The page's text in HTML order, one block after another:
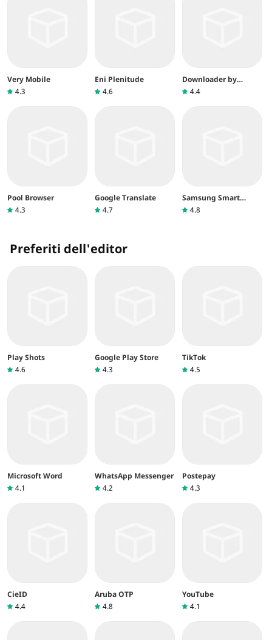
Very Mobile
4.3
Eni Plenitude
4.6
Downloader by
AFTVnews
4.4
Pool Browser
4.3
Google Translate
4.7
Samsung Smart
Switch Mobile
4.8
Preferiti dell'editor
Play Shots
4.6
Google Play Store
4.3
TikTok
4.5
Microsoft Word
4.1
WhatsApp Messenger
4.2
Postepay
4.3
CieID
4.4
Aruba OTP
4.8
YouTube
4.1